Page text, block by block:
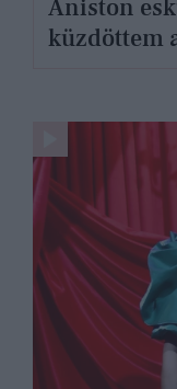
Aniston
küzdöttem